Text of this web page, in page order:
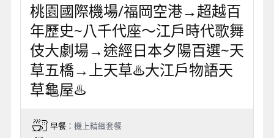
桃園國際機場/福岡空港→超越百
年歷史~八千代座～江戶時代歌舞
伎大劇場→途經日本夕陽百選~天
草五橋→上天草♨️大江戶物語天
草龜屋♨️
早餐：機上精緻套餐